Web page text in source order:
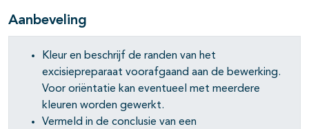
open- en dichtklappen
Aanbeveling
Kleur en beschrijf de randen van het
excisiepreparaat voorafgaand aan de bewerking.
Voor oriëntatie kan eventueel met meerdere
kleuren worden gewerkt.
Vermeld in de conclusie van een